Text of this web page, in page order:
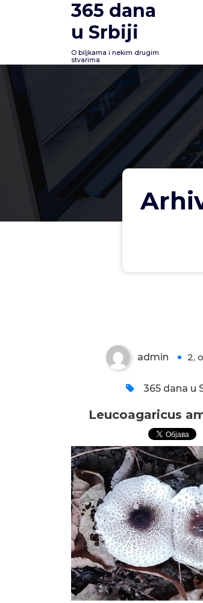
365 dana
u Srbiji
O biljkama i nekim drugim
stvarima
admin 2,
365 dana u
Leucoagaricus